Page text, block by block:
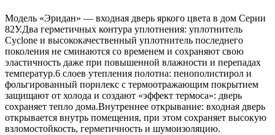
Модель «Эридан» — входная дверь яркого цвета в дом Серии
82У.Два герметичных контура уплотнения: уплотнитель
Cyclone и высококачественный уплотнитель последнего
поколения не сминаются со временем и сохраняют свою
эластичность даже при повышенной влажности и перепадах
температур.6 слоев утепления полотна: пенополистирол и
фольгированный порилекс с термоотражающим покрытием
защищают от холода и создают «эффект термоса»: дверь
сохраняет тепло дома.Внутреннее открывание: входная дверь
открывается внутрь помещения, при этом сохраняет высокую
взломостойкость, герметичность и шумоизоляцию.